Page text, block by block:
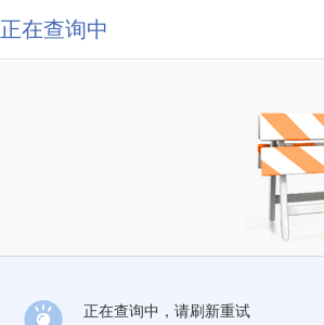
正在查询中
正在查询中，请刷新重试